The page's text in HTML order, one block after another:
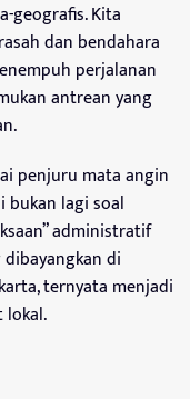
geografis. Kita
dan bendahara
perjalanan
antrean yang
penjuru mata angin
bukan lagi soal
administratif
di
ternyata menjadi
lokal.